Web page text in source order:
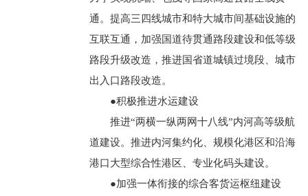
通。提高三四线城市和特大城市间基础设施的
互联互通，加强国道待贯通路段建设和低等级
路段升级改造，推进国省道城镇过境段、城市
出入口路段改造。
●积极推进水运建设
推进“两横一纵两网十八线”内河高等级航
道建设。推进内河集约化、规模化港区和沿海
港口大型综合性港区、专业化码头建设。
●加强一体衔接的综合客货运枢纽建设